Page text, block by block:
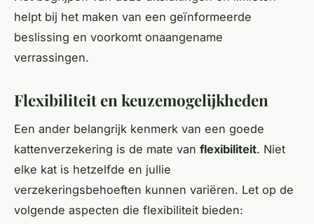
helpt bij het maken van een geïnformeerde
beslissing en voorkomt onaangename
verrassingen.
Flexibiliteit en keuzemogelijkheden
Een ander belangrijk kenmerk van een goede
kattenverzekering is de mate van flexibiliteit. Niet
elke kat is hetzelfde en jullie
verzekeringsbehoeften kunnen variëren. Let op de
volgende aspecten die flexibiliteit bieden: